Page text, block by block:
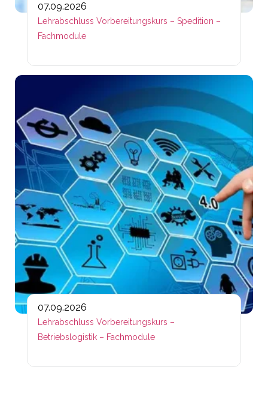
07.09.2026
Lehrabschluss Vorbereitungskurs – Spedition –
Fachmodule
07.09.2026
Lehrabschluss Vorbereitungskurs –
Betriebslogistik – Fachmodule